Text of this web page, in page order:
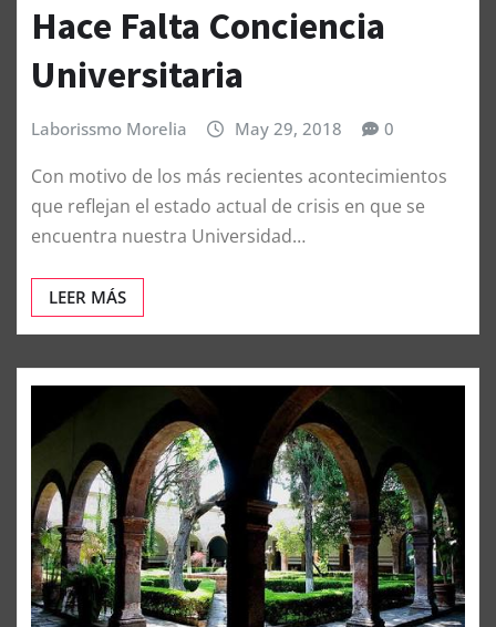
Hace Falta Conciencia
Universitaria
Laborissmo Morelia May 29, 2018 0
Con motivo de los más recientes acontecimientos
que reflejan el estado actual de crisis en que se
encuentra nuestra Universidad…
LEER MÁS